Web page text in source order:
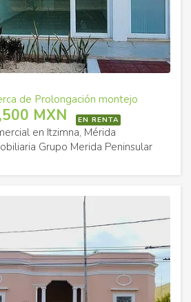
de Prolongación montejo
MXN EN RENTA
en Itzimna, Mérida
Grupo Merida Peninsular